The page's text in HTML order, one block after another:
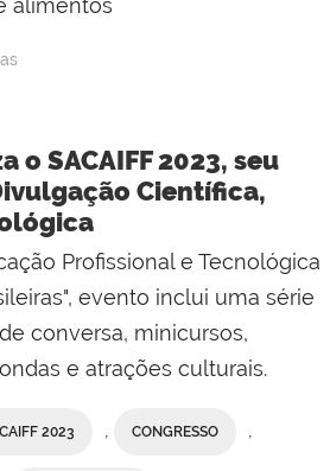
alimentos
o SACAIFF 2023, seu
Científica,
Profissional e Tecnológica
evento inclui uma série
conversa, minicursos,
e atrações culturais.
2023 , CONGRESSO ,